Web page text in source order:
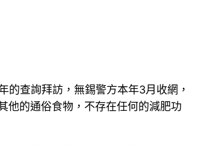
查詢拜訪，無錫警方本年3月收網，
他的通俗食物，不存在任何的減肥功